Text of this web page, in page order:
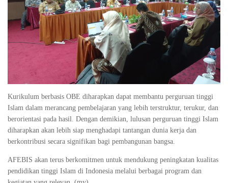
Kurikulum berbasis OBE diharapkan dapat membantu perguruan tinggi
Islam dalam merancang pembelajaran yang lebih terstruktur, terukur, dan
berorientasi pada hasil. Dengan demikian, lulusan perguruan tinggi Islam
diharapkan akan lebih siap menghadapi tantangan dunia kerja dan
berkontribusi secara signifikan bagi pembangunan bangsa.
AFEBIS akan terus berkomitmen untuk mendukung peningkatan kualitas
pendidikan tinggi Islam di Indonesia melalui berbagai program dan